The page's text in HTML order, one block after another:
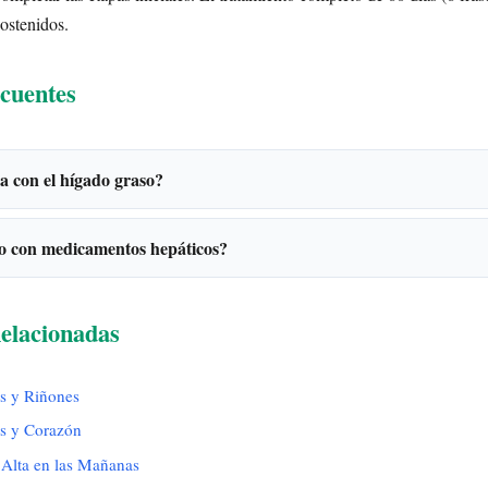
con el hígado graso?
con medicamentos hepáticos?
y Riñones
y Corazón
en las Mañanas